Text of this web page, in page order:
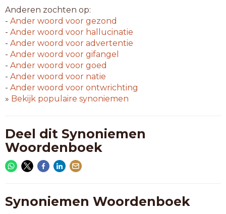
Anderen zochten op:
- Ander woord voor gezond
- Ander woord voor hallucinatie
- Ander woord voor advertentie
- Ander woord voor gifangel
- Ander woord voor goed
- Ander woord voor natie
- Ander woord voor ontwrichting
» Bekijk populaire synoniemen
Deel dit Synoniemen
Woordenboek
Synoniemen Woordenboek